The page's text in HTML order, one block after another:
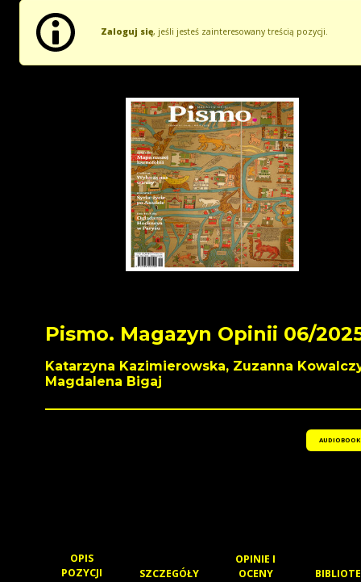
Zaloguj się, jeśli jesteś zainteresowany treścią pozycji.
Pismo. Magazyn Opinii 06/
Katarzyna Kazimierowska, Zuzanna
Magdalena Bigaj
AUDIOBOOK
OPIS
POZYCJI
SZCZEGÓŁY
OPINIE I
OCENY